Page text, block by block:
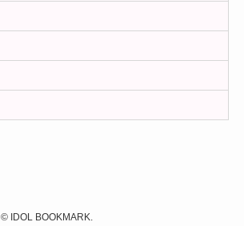
©IDOL BOOKMARK.